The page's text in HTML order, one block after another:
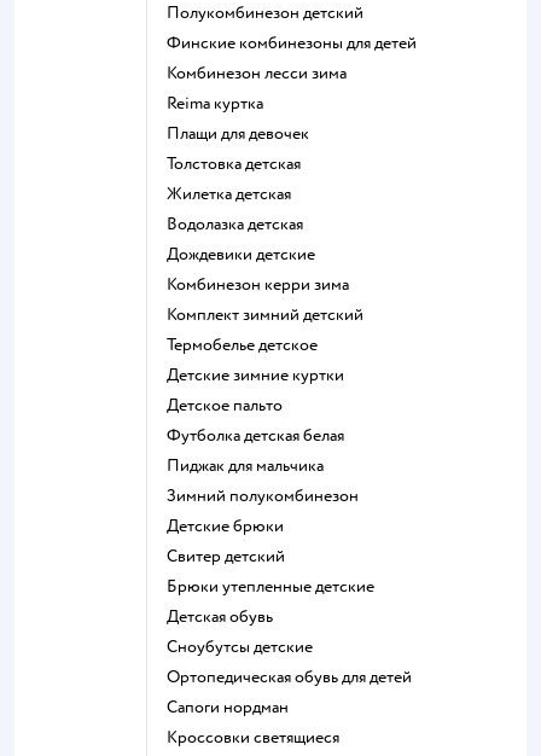
Полукомбинезон детский
Финские комбинезоны для детей
Комбинезон лесси зима
Reima куртка
Плащи для девочек
Толстовка детская
Жилетка детская
Водолазка детская
Дождевики детские
Комбинезон керри зима
Комплект зимний детский
Термобелье детское
Детские зимние куртки
Детское пальто
Футболка детская белая
Пиджак для мальчика
Зимний полукомбинезон
Детские брюки
Свитер детский
Брюки утепленные детские
Детская обувь
Сноубутсы детские
Ортопедическая обувь для детей
Сапоги нордман
Кроссовки светящиеся